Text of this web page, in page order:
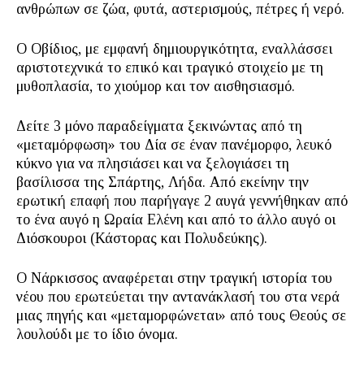
ανθρώπων σε ζώα, φυτά, αστερισμούς, πέτρες ή νερό.
Ο Οβίδιος, με εμφανή δημιουργικότητα, εναλλάσσει
αριστοτεχνικά το επικό και τραγικό στοιχείο με τη
μυθοπλασία, το χιούμορ και τον αισθησιασμό.
Δείτε 3 μόνο παραδείγματα ξεκινώντας από τη
«μεταμόρφωση» του Δία σε έναν πανέμορφο, λευκό
κύκνο για να πλησιάσει και να ξελογιάσει τη
βασίλισσα της Σπάρτης, Λήδα. Από εκείνην την
ερωτική επαφή που παρήγαγε 2 αυγά γεννήθηκαν από
το ένα αυγό η Ωραία Ελένη και από το άλλο αυγό οι
Διόσκουροι (Κάστορας και Πολυδεύκης).
Ο Νάρκισσος αναφέρεται στην τραγική ιστορία του
νέου που ερωτεύεται την αντανάκλασή του στα νερά
μιας πηγής και «μεταμορφώνεται» από τους Θεούς σε
λουλούδι με το ίδιο όνομα.